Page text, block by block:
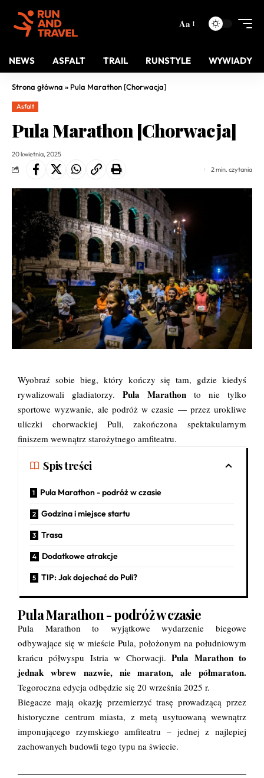
Aa
NEWS ASFALT TRAIL RUNSTYLE WYWIADY
Strona główna » Pula Marathon [Chorwacja]
Asfalt
Pula Marathon [Chorwacja]
20 kwietnia, 2025
2 min. czytania
Wyobraź sobie bieg, który kończy się tam, gdzie kiedyś
rywalizowali gladiatorzy. Pula Marathon to nie tylko
sportowe wyzwanie, ale podróż w czasie — przez urokliwe
uliczki chorwackiej Puli, zakończona spektakularnym
finiszem wewnątrz starożytnego amfiteatru.
Spis treści
Pula Marathon - podróż w czasie
Godzina i miejsce startu
Trasa
Dodatkowe atrakcje
TIP: Jak dojechać do Puli?
Pula Marathon - podróż w czasie
Pula Marathon to wyjątkowe wydarzenie biegowe
odbywające się w mieście Pula, położonym na południowym
krańcu półwyspu Istria w Chorwacji.Pula Marathon to
jednak wbrew nazwie, nie maraton, ale półmaraton.
Tegoroczna edycja odbędzie się 20 września 2025 r.
Biegacze mają okazję przemierzyć trasę prowadzącą przez
historyczne centrum miasta, z metą usytuowaną wewnątrz
imponującego rzymskiego amfiteatru – jednej z najlepiej
zachowanych budowli tego typu na świecie.